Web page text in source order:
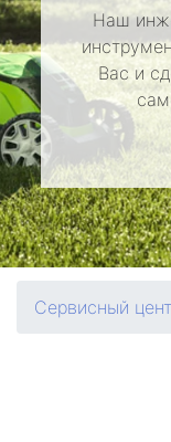
Наш
Вас и
Сервисный